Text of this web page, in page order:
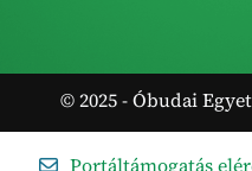
© 2025 - Óbudai
Portáltámogatás